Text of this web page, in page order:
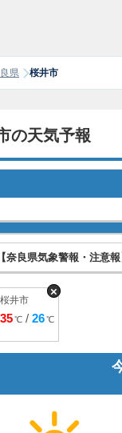
県 桜井市
の天気予報
【奈良県気象警報・注意
桜井市
35℃ / 26℃
×